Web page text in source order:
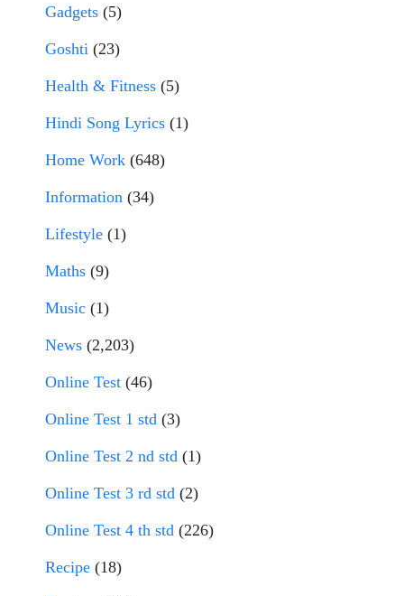
Gadgets (5)
Goshti (23)
Health & Fitness (5)
Hindi Song Lyrics (1)
Home Work (648)
Information (34)
Lifestyle (1)
Maths (9)
Music (1)
News (2,203)
Online Test (46)
Online Test 1 std (3)
Online Test 2 nd std (1)
Online Test 3 rd std (2)
Online Test 4 th std (226)
Recipe (18)